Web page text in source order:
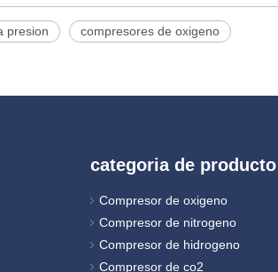
presion compresores de oxigeno
categoria de producto
Compresor de oxigeno
Compresor de nitrogeno
Compresor de hidrogeno
Compresor de co2